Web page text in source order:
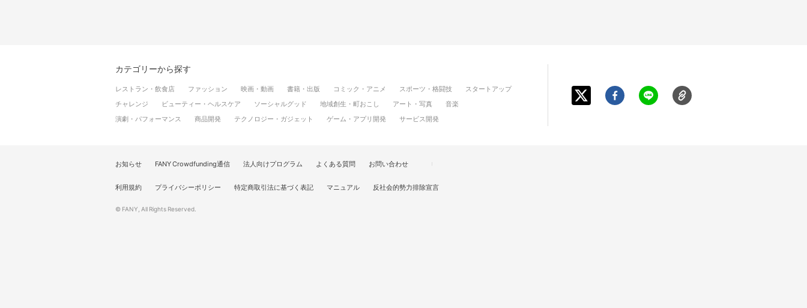
カテゴリーから探す
レストラン・飲食店 ファッション 映画・動画 書籍・出版 コミック・アニメ スポーツ・格闘技
スタートアップ
チャレンジ
ビューティー・ヘルスケア ソーシャルグッド 地域創生・町おこし アート・写真
音楽
演劇・パフォーマンス
商品開発 テクノロジー・ガジェット ゲーム・アプリ開発 サービス開発
お知らせ FANY Crowdfunding通信 法人向けプログラム よくある質問 お問い合わせ
利用規約 プライバシーポリシー 特定商取引法に基づく表記 マニュアル 反社会的勢力排除宣言
© FANY, All Rights Reserved.